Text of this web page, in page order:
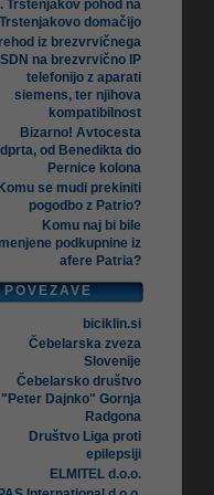
Trstenjakov pohod na
Trstenjakovo domačijo
iz brezvrvičnega
ISDN na brezvrvično IP
telefonijo z aparati
siemens, ter njihova
kompatibilnost
Bizarno! Avtocesta
od Benedikta do
Pernice kolona
Komu se mudi prekiniti
pogodbo z Patrio?
Komu naj bi bile
podkupnine iz
afere Patria?
POVEZAVE
biciklin.si
Čebelarska zveza
Slovenije
Čebelarsko društvo
"Peter Dajnko" Gornja
Radgona
Društvo Liga proti
epilepsiji
ELMITEL d.o.o.